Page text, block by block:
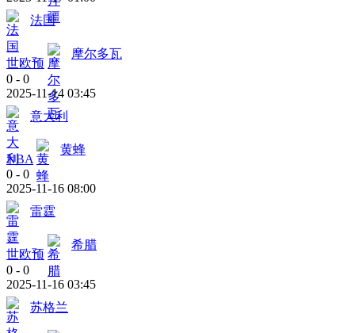
法国
世欧预
摩尔多瓦
0 - 0
2025-11-14 03:45
意大利
NBA
黄蜂
0 - 0
2025-11-16 08:00
雷霆
世欧预
希腊
0 - 0
2025-11-16 03:45
苏格兰